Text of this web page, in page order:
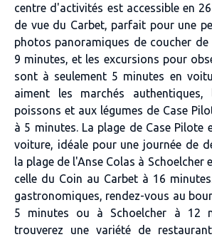
centre d'activités est accessible en
de vue du Carbet, parfait pour une
photos panoramiques de coucher
9 minutes, et les excursions pour
sont à seulement 5 minutes en
aiment les marchés authentiques,
poissons et aux légumes de Case
à 5 minutes. La plage de Case Pilote
voiture, idéale pour une journée de
la plage de l'Anse Colas à Schoelcher
celle du Coin au Carbet à 16
gastronomiques, rendez-vous au
5 minutes ou à Schoelcher à 12
trouverez une variété de